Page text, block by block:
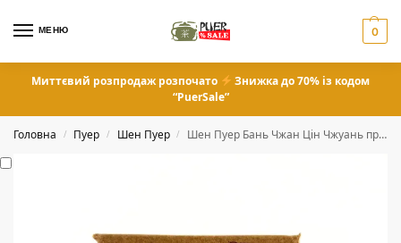
МЕНЮ 0
Миттєвий розпродаж розпочато
Знижка до 70% із кодом
“PuerSale”
Головна / Пуер / Шен Пуер / Шен Пуер Бань Чжан Цін Чжуань пресована міні-цегла 36 грам